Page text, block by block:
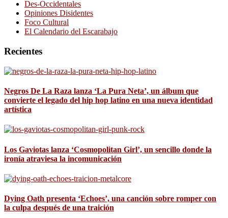
Des-Occidentales
Opiniones Disidentes
Foco Cultural
El Calendario del Escarabajo
Recientes
Negros De La Raza lanza ‘La Pura Neta’, un álbum que
convierte el legado del hip hop latino en una nueva identidad
artística
Los Gaviotas lanza ‘Cosmopolitan Girl’, un sencillo donde la
ironía atraviesa la incomunicación
Dying Oath presenta ‘Echoes’, una canción sobre romper con
la culpa después de una traición